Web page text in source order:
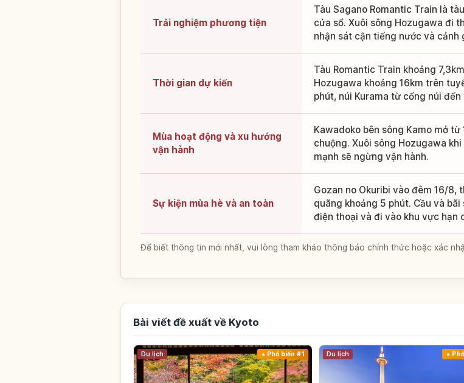
Trải nghiệm phương tiện
Tàu Sagano Romantic Train là
cửa sổ. Xuôi sông Hozugawa đi
nhận sát cận tiếng nước và cảnh
Thời gian dự kiến
Tàu Romantic Train khoảng
Hozugawa khoảng 16km trên
phút, núi Kurama từ cổng núi
Mùa hoạt động và xu hướng
vận hành
Kawadoko bên sông Kamo mở
chuộng. Xuôi sông Hozugawa
mạnh sẽ ngừng vận hành.
Sự kiện mùa hè và an toàn
Gozan no Okuribi vào đêm 16/8,
quãng khoảng 5 phút. Cầu và
điện thoại và đi vào khu vực hạn
Để biết thông tin mới nhất, vui lòng tham khảo thông báo chính thức hoặc xác
Bài viết đề xuất về Kyoto
Du lịch Phổ biến #1 Du lịch